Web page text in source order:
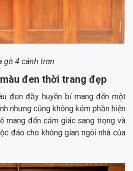
gỗ 4 cánh trơn
đen thời trang đẹp
đen đầy huyền bí mang đến một
nhưng cũng không kém phần hiện
mang đến cảm giác sang trọng và
đáo cho không gian ngôi nhà của